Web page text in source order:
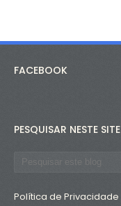
FACEBOOK
PESQUISAR NESTE SITE
Política de Privacidade